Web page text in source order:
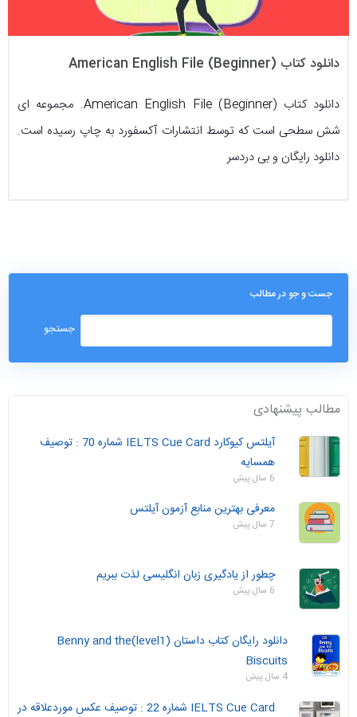
دانلود کتاب (American English File (Beginner
دانلود کتاب (American English File (Beginner. مجموعه ای
شش سطحی است که توسط انتشارات آکسفورد به چاپ رسیده است.
دانلود رایگان و بی دردسر
جست و جو در مطالب
مطالب پیشنهادی
آیلتس کیوکارد IELTS Cue Card شماره 70 : توصیف
همسایه
6 سال پیش
معرفی بهترین منابع آزمون آیلتس
7 سال پیش
چطور از یادگیری زبان انگلیسی لذت ببریم
6 سال پیش
دانلود رایگان کتاب داستان (level1)Benny and the
Biscuits
4 سال پیش
IELTS Cue Card شماره 22 : توصیف عکس موردعلاقه در